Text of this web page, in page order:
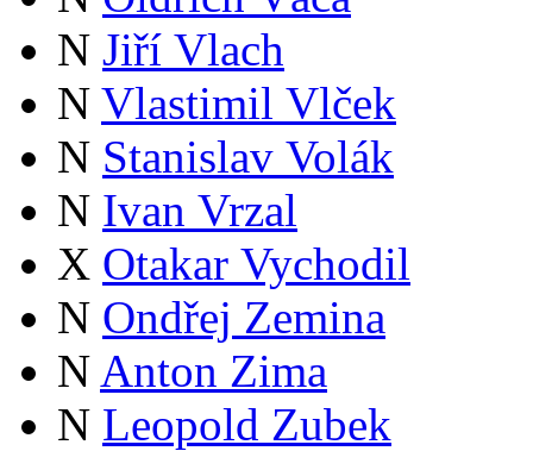
N Jiří Vlach
N Vlastimil Vlček
N Stanislav Volák
N Ivan Vrzal
X Otakar Vychodil
N Ondřej Zemina
N Anton Zima
N Leopold Zubek